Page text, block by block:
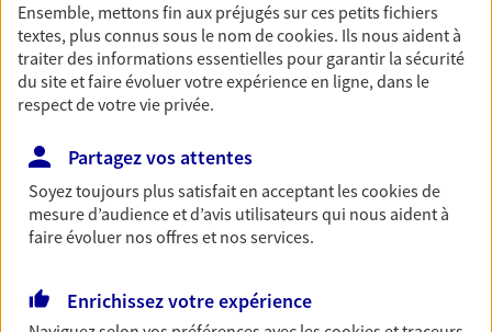
Épargne
Réalisez vos projets grâce à votre épargne : achat
du monde… Épargnez à votre rythme et
simplement, selon votre profil.
Découvrir les offres Épargne
Retraite
Préparez sereinement ce nouveau chapitre de
Ensemble, mettons fin aux préjugés sur ces petits fichiers
textes, plus connus sous le nom decookies. Ils nous aident à
traiter des informations essentielles pour garantir la sécurité
du site et faire évoluer votre expérience en ligne, dans le
respect de votre vie privée.
Partagez vos attentes
Soyez toujours plus satisfait en acceptant lescookiesde
mesure d’audience et d’avis utilisateurs qui nous aident à
faire évoluer nos offres et nos services.
Enrichissez votre expérience